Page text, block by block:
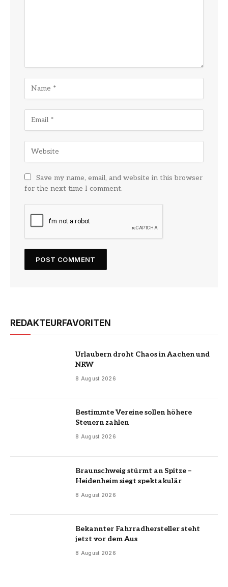
Save my name, email, and website in this browser
for the next time I comment.
REDAKTEURFAVORITEN
Urlaubern droht Chaos in Aachen und
NRW
8 August 2026
Bestimmte Vereine sollen höhere
Steuern zahlen
8 August 2026
Braunschweig stürmt an Spitze –
Heidenheim siegt spektakulär
8 August 2026
Bekannter Fahrradhersteller steht
jetzt vor dem Aus
8 August 2026